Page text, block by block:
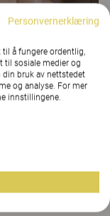
Personvernerklæring
å fungere ordentlig,
til sosiale medier og
din bruk av nettstedet
og analyse. For mer
innstillingene.